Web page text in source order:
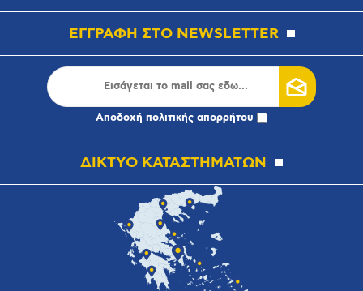
ΕΓΓΡΑΦΗ ΣΤΟ NEWSLETTER
Αποδοχή πολιτικής απορρήτου
ΔΙΚΤΥΟ ΚΑΤΑΣΤΗΜΑΤΩΝ